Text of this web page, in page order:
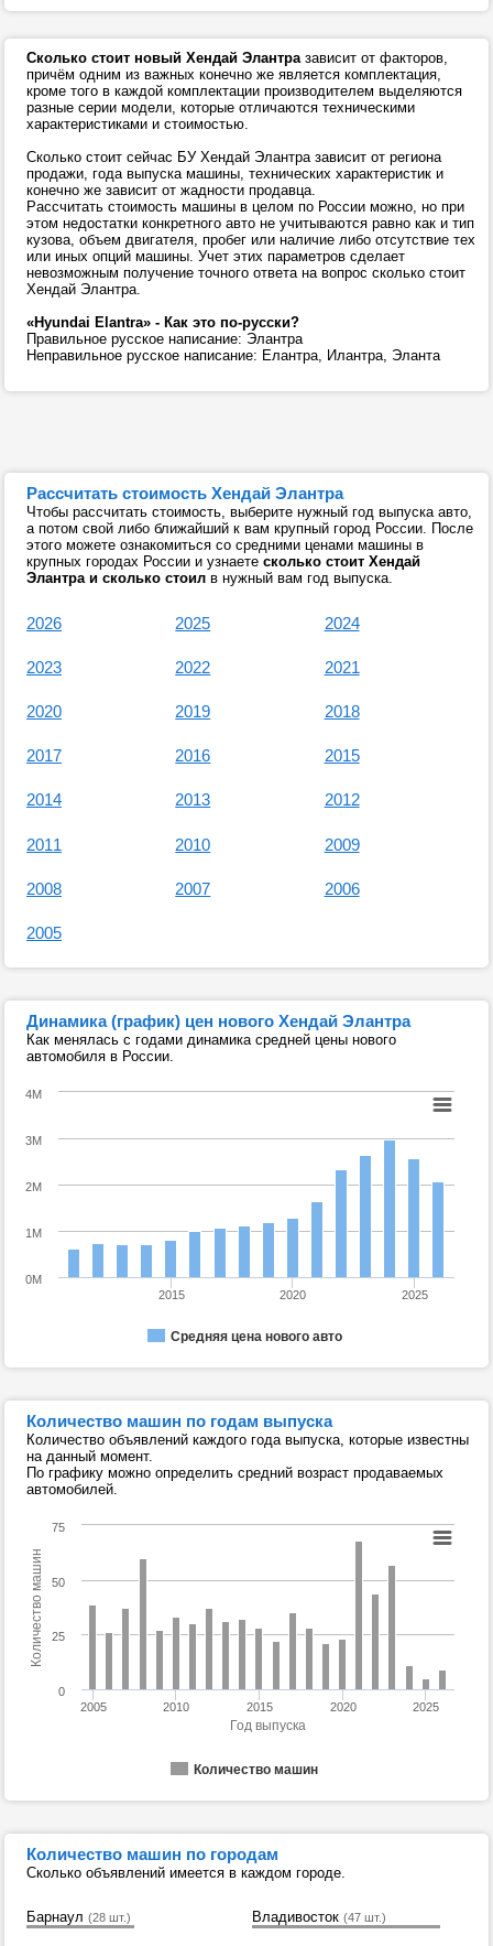
Сколько стоит новый Хендай Элантразависит от факторов,
причём одним из важных конечно же является комплектация,
кроме того в каждой комплектации производителем выделяются
разные серии модели, которые отличаются техническими
характеристиками и стоимостью.
Сколько стоит сейчас БУ Хендай Элантра зависит от региона
продажи, года выпуска машины, технических характеристик и
конечно же зависит от жадности продавца.
Рассчитать стоимость машины в целом по России можно, но при
этом недостатки конкретного авто не учитываются равно как и тип
кузова, объем двигателя, пробег или наличие либо отсутствие тех
или иных опций машины. Учет этих параметров сделает
невозможным получение точного ответа на вопрос сколько стоит
Хендай Элантра.
«Hyundai Elantra» - Как это по-русски?
Правильное русское написание: Элантра
Неправильное русское написание: Елантра, Илантра, Эланта
Рассчитать стоимость Хендай Элантра
Чтобы рассчитать стоимость, выберите нужный год выпуска авто,
а потом свой либо ближайший к вам крупный город России. После
этого можете ознакомиться со средними ценами машины в
крупных городах России и узнаете сколько стоит Хендай
Элантра и сколько стоил в нужный вам год выпуска.
2026 2025 2024
2023 2022 2021
2020 2019 2018
2017 2016 2015
2014 2013 2012
2011 2010 2009
2008 2007 2006
2005
Динамика (график) цен нового Хендай Элантра
Как менялась с годами динамика средней цены нового
автомобиля в России.
Средняя цена нового авто
2015 2020 2025
0M
1M
2M
3M
4M
Количество машин по годам выпуска
Количество объявлений каждого года выпуска, которые известны
на данный момент.
По графику можно определить средний возраст продаваемых
автомобилей.
Год выпуска
Количество машин
Количество машин
2005 2010 2015 2020 2025
0
25
50
75
Количество машин по городам
Сколько объявлений имеется в каждом городе.
Барнаул (28 шт.) Владивосток (47 шт.)